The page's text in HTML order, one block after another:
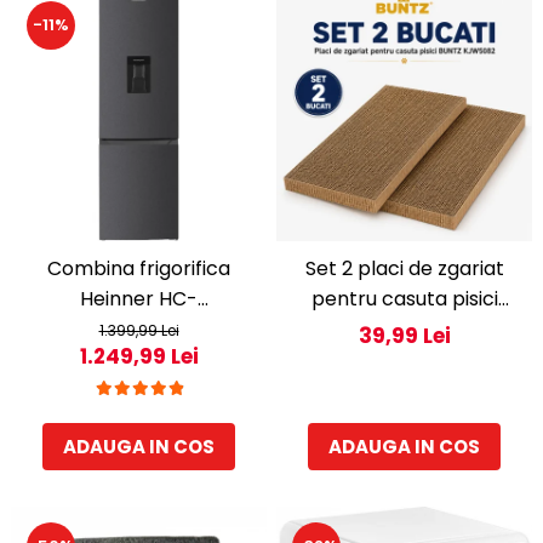
-11%
Combina frigorifica
Heinner HC-
HM260DGWDE++, 262 l,
Clasa E, Dozator de apa,
Control electronic cu
termostat ajustabil,
Lumina LED, Usa
1.399,99 Lei
1.249,99 Lei
ADAUGA IN COS
Set 2 placi de zgariat
pentru casuta pisici
BUNTZ KJW5082, piese
casuta 44x28.5x30.5cm
39,99 Lei
ADAUGA IN COS